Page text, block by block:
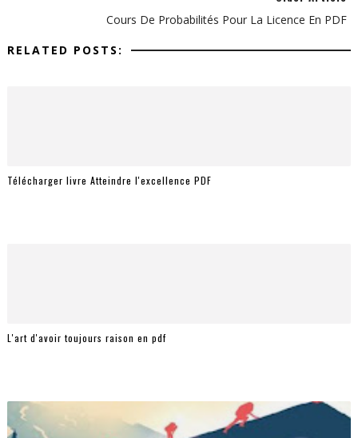
Cours De Probabilités Pour La Licence En PDF
RELATED POSTS:
Télécharger livre Atteindre l'excellence PDF
L'art d'avoir toujours raison en pdf